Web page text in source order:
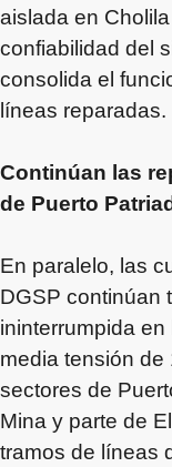
aislada en
confiabilidad del
consolida el
líneas reparadas.
Continúan las
de Puerto
En paralelo, las
DGSP continúan
ininterrumpida
media tensión de
sectores de
Mina y parte de
tramos de líneas